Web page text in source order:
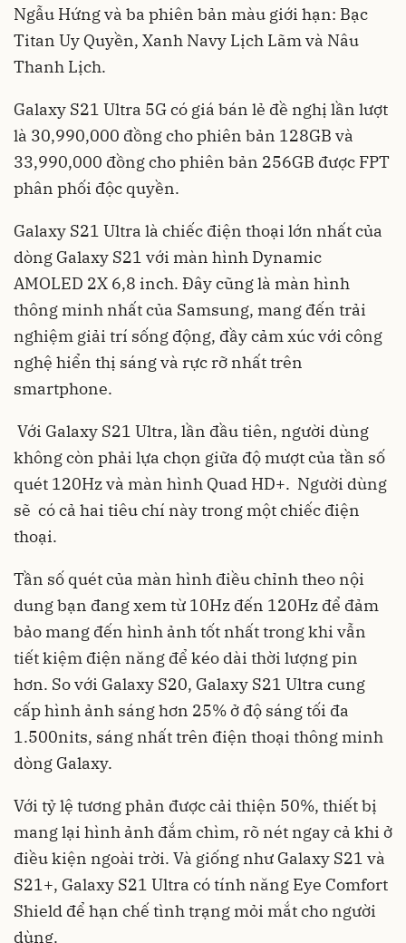
Ngẫu Hứng và ba phiên bản màu giới hạn: Bạc
Titan Uy Quyền, Xanh Navy Lịch Lãm và Nâu
Thanh Lịch.
Galaxy S21 Ultra 5G có giá bán lẻ đề nghị lần lượt
là 30,990,000 đồng cho phiên bản 128GB và
33,990,000 đồng cho phiên bản 256GB được FPT
phân phối độc quyền.
Galaxy S21 Ultra là chiếc điện thoại lớn nhất của
dòng Galaxy S21 với màn hình Dynamic
AMOLED 2X 6,8 inch. Đây cũng là màn hình
thông minh nhất của Samsung, mang đến trải
nghiệm giải trí sống động, đầy cảm xúc với công
nghệ hiển thị sáng và rực rỡ nhất trên
smartphone.
Với Galaxy S21 Ultra, lần đầu tiên, người dùng
không còn phải lựa chọn giữa độ mượt của tần số
quét 120Hz và màn hình Quad HD+. Người dùng
sẽ có cả hai tiêu chí này trong một chiếc điện
thoại.
Tần số quét của màn hình điều chỉnh theo nội
dung bạn đang xem từ 10Hz đến 120Hz để đảm
bảo mang đến hình ảnh tốt nhất trong khi vẫn
tiết kiệm điện năng để kéo dài thời lượng pin
hơn. So với Galaxy S20, Galaxy S21 Ultra cung
cấp hình ảnh sáng hơn 25% ở độ sáng tối đa
1.500nits, sáng nhất trên điện thoại thông minh
dòng Galaxy.
Với tỷ lệ tương phản được cải thiện 50%, thiết bị
mang lại hình ảnh đắm chìm, rõ nét ngay cả khi ở
điều kiện ngoài trời. Và giống như Galaxy S21 và
S21+, Galaxy S21 Ultra có tính năng Eye Comfort
Shield để hạn chế tình trạng mỏi mắt cho người
dùng.